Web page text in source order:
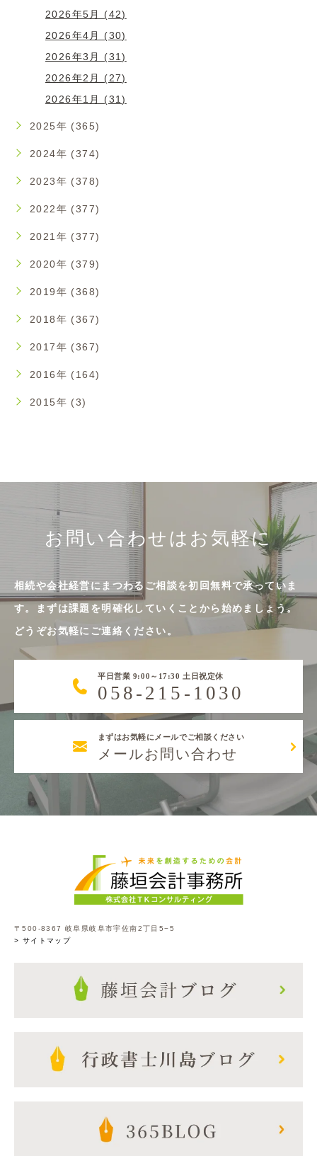
2026年5月 (42)
2026年4月 (30)
2026年3月 (31)
2026年2月 (27)
2026年1月 (31)
2025年 (365)
2024年 (374)
2023年 (378)
2022年 (377)
2021年 (377)
2020年 (379)
2019年 (368)
2018年 (367)
2017年 (367)
2016年 (164)
2015年 (3)
お問い合わせはお気軽に
相続や会社経営にまつわるご相談を初回無料で承っていま
す。まずは課題を明確化していくことから始めましょう。
どうぞお気軽にご連絡ください。
平日営業 9:00～17:30 土日祝定休
058-215-1030
まずはお気軽にメールでご相談ください
メールお問い合わせ
〒500-8367 岐阜県岐阜市宇佐南2丁目5−5
> サイトマップ